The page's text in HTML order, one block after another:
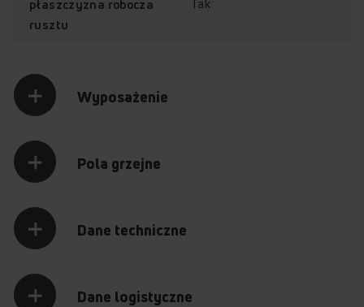
płaszczyzna robocza
rusztu
Tak
Wyposażenie
Pola grzejne
Dane techniczne
Dane logistyczne